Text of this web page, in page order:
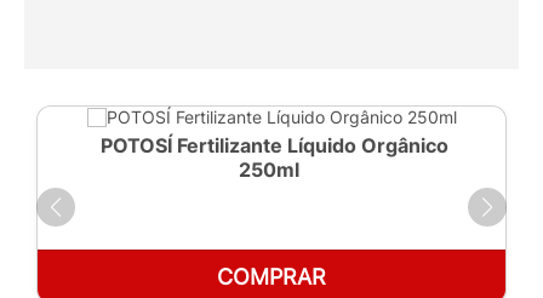
POTOSÍ Fertilizante Líquido Orgânico
250ml
COMPRAR